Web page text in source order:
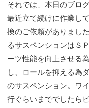
それでは、本日のブロ
最近立て続けに作業し
換のご依頼がありまし
るサスペンションはＳ
ーツ性能を向上させる
し、ロールを抑える為
のサスペンション。ワ
行ぐらいまででしたら